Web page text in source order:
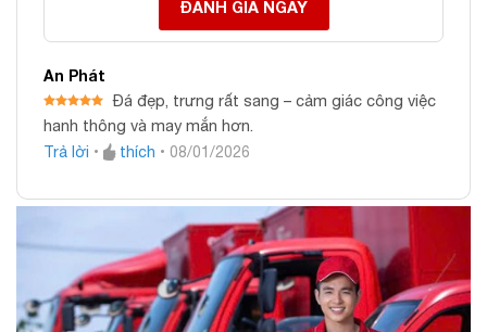
ĐÁNH GIÁ NGAY
An Phát
Được xếp
hạng 5 5
Đá đẹp, trưng rất sang – cảm giác công việc
hanh thông và may mắn hơn.
Trả lời • thích • 08/01/2026